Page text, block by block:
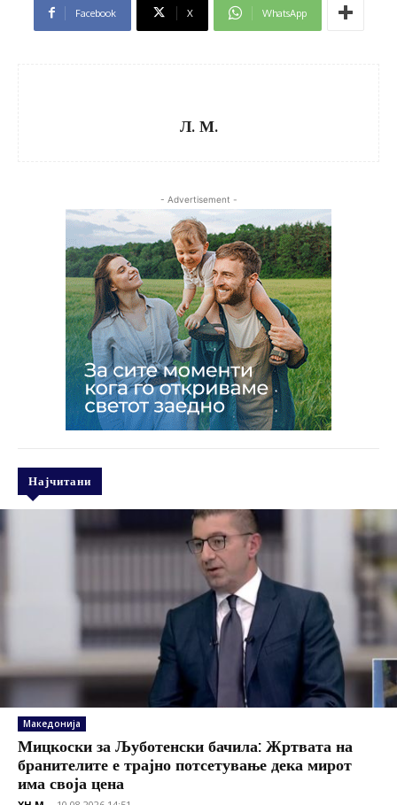
Facebook X WhatsApp
Л. М.
- Advertisement -
Најчитани
Македонија
Мицкоски за Љуботенски бачила: Жртвата на
бранителите е трајно потсетување дека мирот
има своја цена